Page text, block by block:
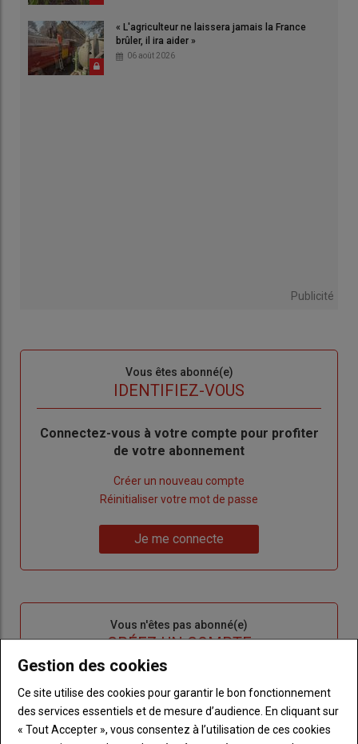
« L'agriculteur ne laissera jamais la France
brûler, il ira aider »
06 août 2026
Publicité
Vous êtes abonné(e)
IDENTIFIEZ-VOUS
Body
Connectez-vous à votre compte pour profiter
de votre abonnement
Créer un nouveau compte
de
Réinitialiser votre mot de passe
me
Je me connecte
titre
Vous n'êtes pas abonné(e)
TITRE CRÉEZ UN COMPTE
BodyChoisissez votre formule et créez votre
compte pour accéder à tout l'Agri53.
Lien
Gestion des cookies
Ce site utilise des cookies pour garantir le bon fonctionnement
des services essentiels et de mesure d’audience. En cliquant sur
« Tout Accepter », vous consentez à l’utilisation de ces cookies